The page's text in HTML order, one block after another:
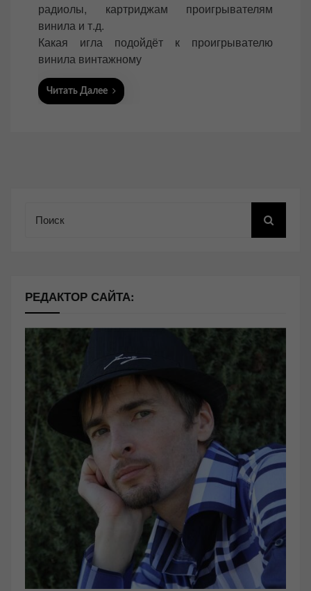
d
o
n
радиолы, картриджам проигрывателям
винила и т.д.
Какая игла подойдёт к проигрывателю
винила винтажному
Читать Далее
РЕДАКТОР САЙТА: